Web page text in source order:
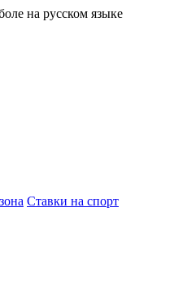
на русском языке
Ставки на спорт